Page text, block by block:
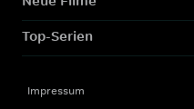
Top-Serien
Impressum